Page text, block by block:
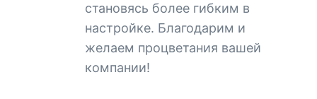
становясь более гибким в
настройке. Благодарим и
желаем процветания вашей
компании!